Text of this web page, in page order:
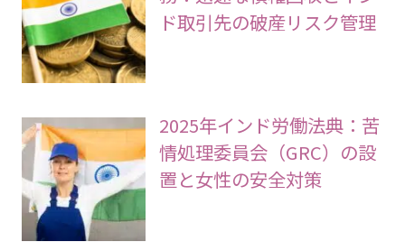
ド取引先の破産リスク管理
2025年インド労働法典：苦
情処理委員会（GRC）の設
置と女性の安全対策